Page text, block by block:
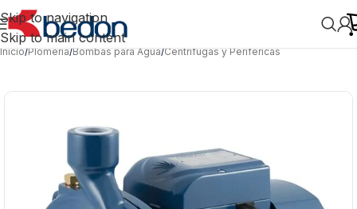
Skip to navigation
Skip to main content
Inicio/Plomería/Bombas para Agua/Centrífugas y Periféricas